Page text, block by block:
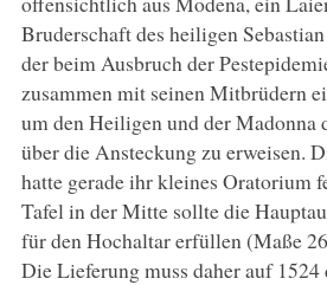
Bruderschaft des heiligen
der beim Ausbruch der
zusammen mit seinen Mitbrüdern
um den Heiligen und der Madonna
über die Ansteckung zu erweisen.
hatte gerade ihr kleines Oratorium
Tafel in der Mitte sollte die
für den Hochaltar erfüllen (Maße
Die Lieferung muss daher auf 1524